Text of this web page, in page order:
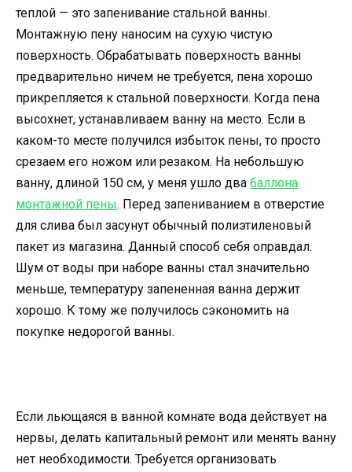
теплой — это запенивание стальной ванны.
Монтажную пену наносим на сухую чистую
поверхность. Обрабатывать поверхность ванны
предварительно ничем не требуется, пена хорошо
прикрепляется к стальной поверхности. Когда пена
высохнет, устанавливаем ванну на место. Если в
каком-то месте получился избыток пены, то просто
срезаем его ножом или резаком. На небольшую
ванну, длиной 150 см, у меня ушло два баллона
монтажной пены. Перед запениванием в отверстие
для слива был засунут обычный полиэтиленовый
пакет из магазина. Данный способ себя оправдал.
Шум от воды при наборе ванны стал значительно
меньше, температуру запененная ванна держит
хорошо. К тому же получилось сэкономить на
покупке недорогой ванны.
Если льющаяся в ванной комнате вода действует на
нервы, делать капитальный ремонт или менять ванну
нет необходимости. Требуется организовать